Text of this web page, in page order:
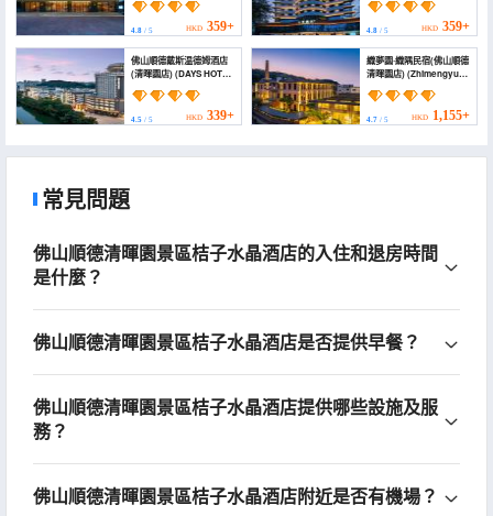
Huagai Road Branch))
4.8 / 5 HKD 359+
Garden))
4.8/ 5 HKD 359+
佛山順德戴斯温德姆酒店
(清暉園店) (DAYS HOTEL
BY WYNDHAM FOSHAN
SHUNDE DALIANG)
4.5 / 5 HKD 339+
織夢園·織隅民宿(佛山順德
清暉園店) (Zhimengyuan
Zhiyu Homestay
(Foshan Shunde
Qinghui Garden))
4.7/ 5 HKD 1,155+
常見問題
佛山順德清暉園景區桔子水晶酒店的入住和退房時間
是什麼？
佛山順德清暉園景區桔子水晶酒店是否提供早餐？
佛山順德清暉園景區桔子水晶酒店提供哪些設施及服
務？
佛山順德清暉園景區桔子水晶酒店附近是否有機場？